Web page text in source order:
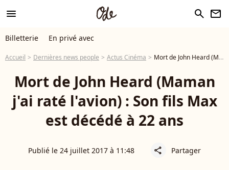
menu search newsletter
Billetterie En privé avec
Accueil Dernières news people Actus Cinéma Mort de John Heard (Maman j'ai raté l'avion) : Son fils Max est décédé à 22 ans
Mort de John Heard (Maman
j'ai raté l'avion) : Son fils Max
est décédé à 22 ans
Publié le 24 juillet 2017 à 11:48 share Partager